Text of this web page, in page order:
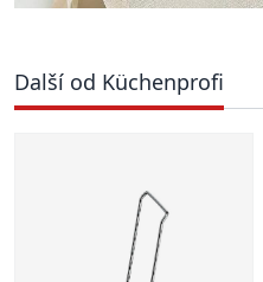
Další od Küchenprofi